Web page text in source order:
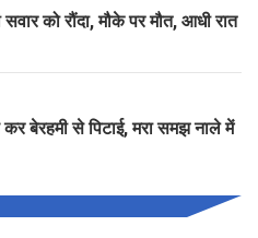
को रौंदा, मौके पर मौत, आधी रात
बेरहमी से पिटाई, मरा समझ नाले में